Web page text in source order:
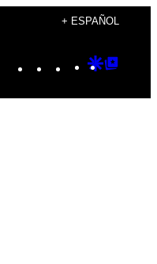
+ ESPAÑOL
Instagram
TikTok
YouTube
Google